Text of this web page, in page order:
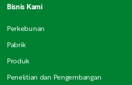
Bisnis Kami
Perkebunan
Pabrik
Produk
Penelitian dan Pengembangan